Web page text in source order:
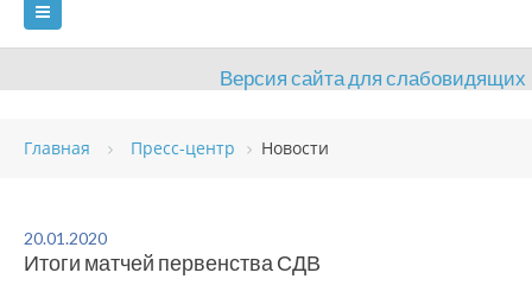
Версия сайта для слабовидящих
ГЛАВНАЯ
ВИДЫ СПОРТА
Главная Пресс-центр Новости
20.01.2020
Итоги матчей первенства СДВ